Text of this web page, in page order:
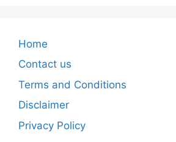
Home
Contact us
Terms and Conditions
Disclaimer
Privacy Policy